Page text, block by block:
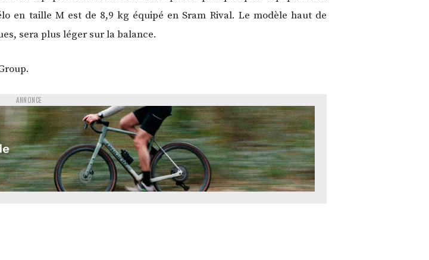
en taille M est de 8,9 kg équipé en Sram Rival. Le modèle haut de
sera plus léger sur la balance.
ANNONCE